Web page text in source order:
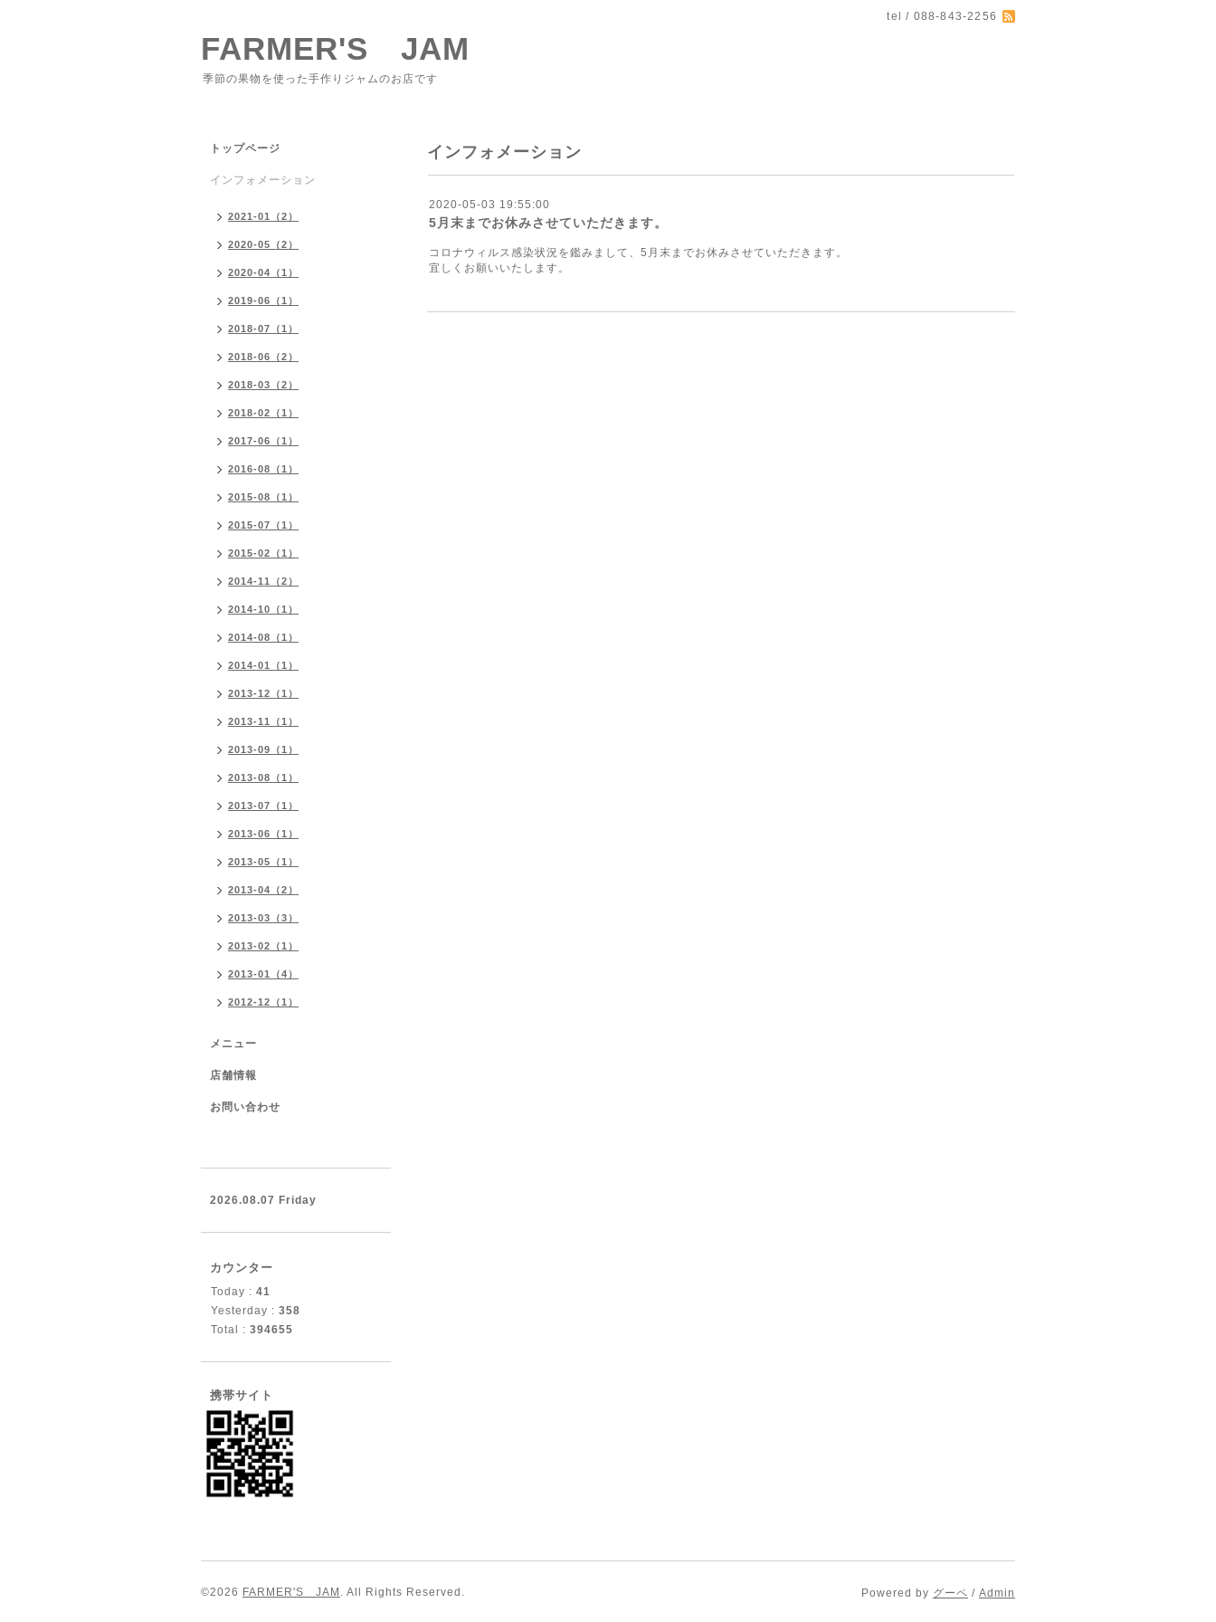
tel / 088-843-2256
FARMER'S JAM
季節の果物を使った手作りジャムのお店です
インフォメーション
2020-05-03 19:55:00
5月末までお休みさせていただきます。
コロナウィルス感染状況を鑑みまして、5月末までお休みさせていただきます。
宜しくお願いいたします。
トップページ
インフォメーション
2021-01（2）
2020-05（2）
2020-04（1）
2019-06（1）
2018-07（1）
2018-06（2）
2018-03（2）
2018-02（1）
2017-06（1）
2016-08（1）
2015-08（1）
2015-07（1）
2015-02（1）
2014-11（2）
2014-10（1）
2014-08（1）
2014-01（1）
2013-12（1）
2013-11（1）
2013-09（1）
2013-08（1）
2013-07（1）
2013-06（1）
2013-05（1）
2013-04（2）
2013-03（3）
2013-02（1）
2013-01（4）
2012-12（1）
メニュー
店舗情報
お問い合わせ
2026.08.07 Friday
カウンター
Today : 41
Yesterday : 358
Total : 394655
携帯サイト
©2026 FARMER'S JAM . All Rights Reserved. Powered by グーペ / Admin